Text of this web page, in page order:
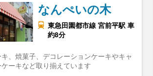
なんぺいの木
東急田園都市線 宮前平駅 車
約8分
、焼菓子、デコレーションケーキやキャ
ーキなど取り揃えています